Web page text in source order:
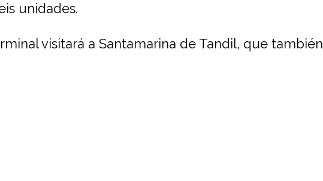
unidades.
visitará a Santamarina de Tandil, que también